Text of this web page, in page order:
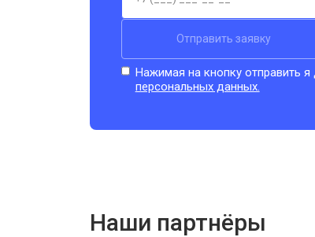
Отправить заявку
Нажимая на кнопку отправить
персональных данных.
Наши партнёры